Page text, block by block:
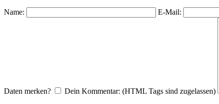
Name: E-Mail:
Daten merken? Dein Kommentar: (HTML Tags sind zugelassen)